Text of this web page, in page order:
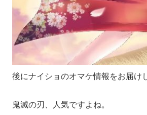
後にナイショのオマケ情報をお届け
鬼滅の刃、人気ですよね。